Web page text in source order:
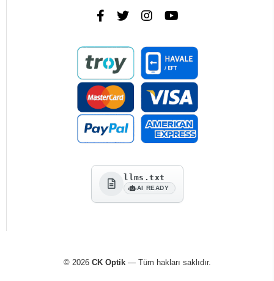
llms.txt
AI READY
© 2026 CK Optik— Tüm hakları saklıdır.